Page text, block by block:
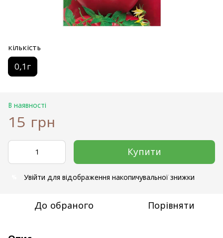
кількість
0,1г
В наявності
15 грн
Купити
Увійти для відображення накопичувальної знижки
До обраного Порівняти